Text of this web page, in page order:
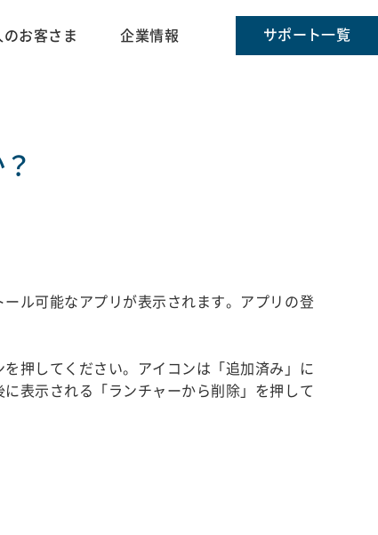
のお客さま 企業情報 サポート一覧
ル可能なアプリが表示されます。アプリの登
押してください。アイコンは「追加済み」に
表示される「ランチャーから削除」を押して